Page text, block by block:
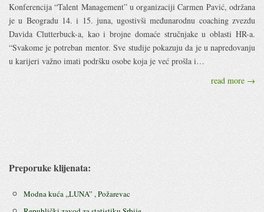
Konferencija “Talent Management” u organizaciji Carmen Pavić, održana
je u Beogradu 14. i 15. juna, ugostivši međunarodnu coaching zvezdu
Davida Clutterbuck-a, kao i brojne domaće stručnjake u oblasti HR-a.
“Svakome je potreban mentor. Sve studije pokazuju da je u napredovanju
u karijeri važno imati podršku osobe koja je već prošla i…
read more →
Preporuke klijenata:
Modna kuća ,,LUNA” , Požarevac